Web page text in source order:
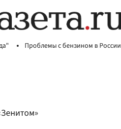
Проблемы с бензином в России